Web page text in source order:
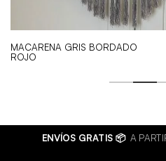
MACARENA GRIS BORDADO
ROJO
ENVÍOS GRATIS 📦 A PARTIR DE 85